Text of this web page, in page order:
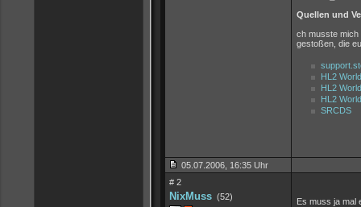
Quellen und
ch musste mich
gestoßen, die
HL2
HL2
HL2
SRCDS
05.07.2006, 16:35 Uhr
# 2
NixMuss (52)
Es muss ja mal